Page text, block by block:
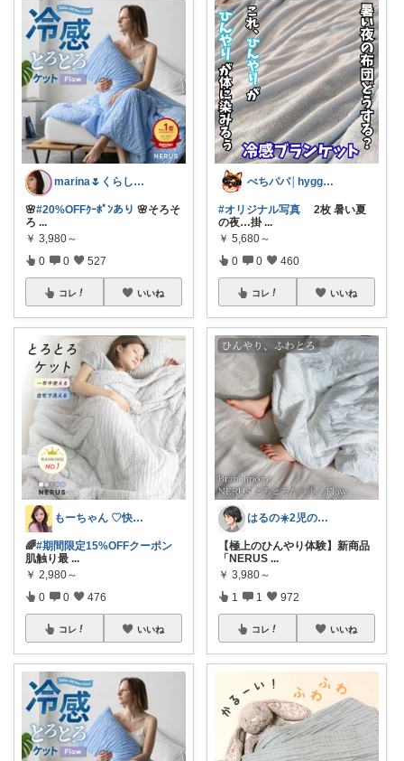
marina🌷くらしとおしゃれ🏠💄
🌸#20%OFFｸｰﾎﾟﾝあり 🌸そろそ
ろ ...
￥ 3,980～
0 0 527
コレ いいね
もーちゃん ♡快適生活~旅行大好き🌈✨
🌈#期間限定15%OFFクーポン
肌触り最 ...
￥ 2,980～
0 0 476
コレ いいね
ぺちパパ│hyggeな心意気を大切に🌿
#オリジナル写真 2枚 暑い夏
の夜…掛 ...
￥ 5,680～
0 0 460
コレ いいね
はるの☀️2児のママ𓂃◌𓈒𓐍
【極上のひんやり体験】新商品
「NERUS ...
￥ 3,980～
1 1 972
コレ いいね